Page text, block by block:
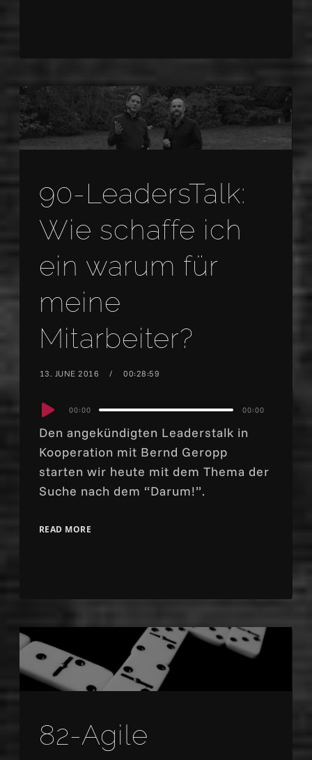
90-LeadersTalk:
Wie schaffe ich
ein warum für
meine
Mitarbeiter?
13. JUNE 2016 00:28:59
Audio00:00 00:00
Den angekündigten Leaderstalk in
Kooperation mit Bernd Geropp
starten wir heute mit dem Thema der
Suche nach dem “Darum!”.
READ MORE
82-Agile